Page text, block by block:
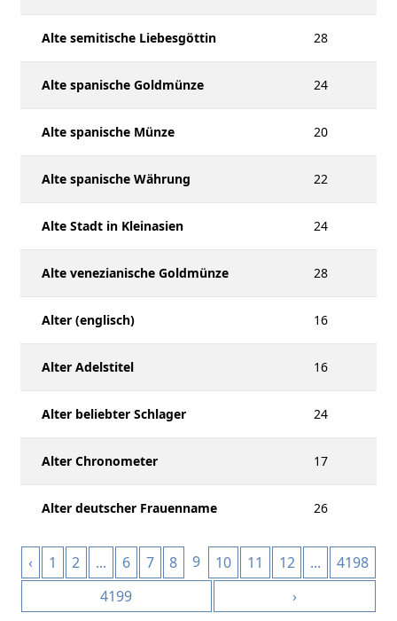
Alte semitische Liebesgöttin 28
Alte spanische Goldmünze 24
Alte spanische Münze 20
Alte spanische Währung 22
Alte Stadt in Kleinasien 24
Alte venezianische Goldmünze 28
Alter (englisch) 16
Alter Adelstitel 16
Alter beliebter Schlager 24
Alter Chronometer 17
Alter deutscher Frauenname 26
‹ 1 2 ... 6 7 8 9 10 11 12 ...
4198
4199
›